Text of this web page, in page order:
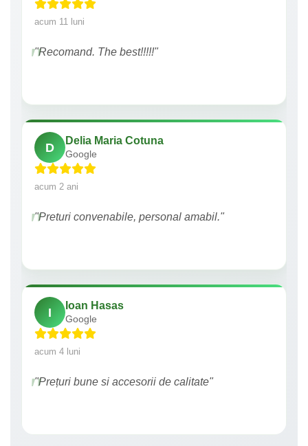
acum 11 luni
"Recomand. The best!!!!!"
D
Delia Maria Cotuna
Google
acum 2 ani
"Preturi convenabile, personal amabil."
I
Ioan Hasas
Google
acum 4 luni
"Prețuri bune si accesorii de calitate"